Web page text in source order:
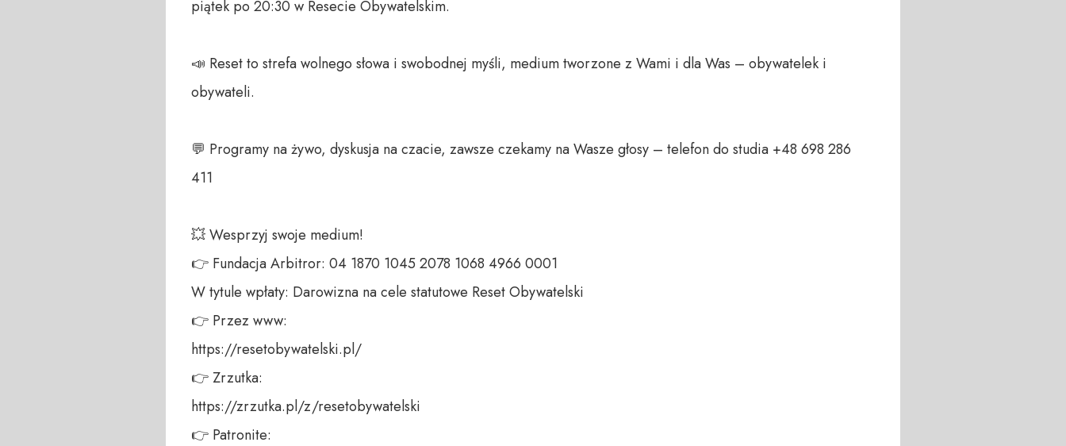
piątek po 20:30 w Resecie Obywatelskim.
📣 Reset to strefa wolnego słowa i swobodnej myśli, medium tworzone z Wami i dla Was – obywatelek i
obywateli.
💬 Programy na żywo, dyskusja na czacie, zawsze czekamy na Wasze głosy – telefon do studia +48 698 286
411
💥 Wesprzyj swoje medium!
👉 Fundacja Arbitror: 04 1870 1045 2078 1068 4966 0001
W tytule wpłaty: Darowizna na cele statutowe Reset Obywatelski
👉 Przez www:
https://resetobywatelski.pl/
👉 Zrzutka:
https://zrzutka.pl/z/resetobywatelski
👉 Patronite: